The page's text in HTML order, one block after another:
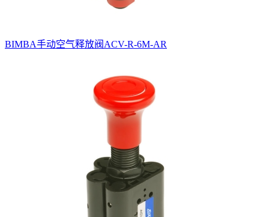
BIMBA手动空气释放阀ACV-R-6M-AR